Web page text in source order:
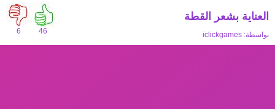
6 46
العناية بشعر القطة
بواسطة: iclickgames